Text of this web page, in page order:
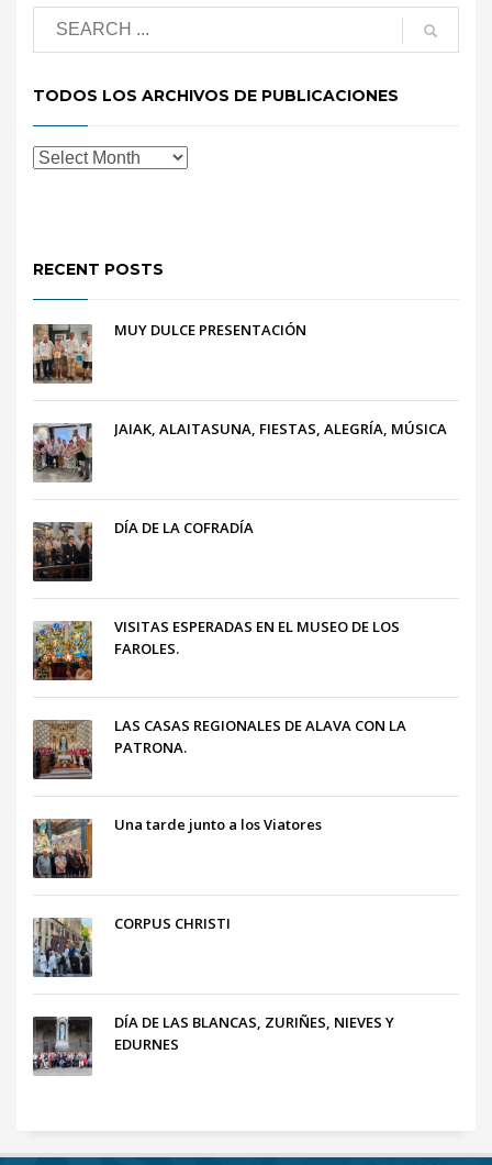
TODOS LOS ARCHIVOS DE PUBLICACIONES
RECENT POSTS
MUY DULCE PRESENTACIÓN
JAIAK, ALAITASUNA, FIESTAS, ALEGRÍA, MÚSICA
DÍA DE LA COFRADÍA
VISITAS ESPERADAS EN EL MUSEO DE LOS
FAROLES.
LAS CASAS REGIONALES DE ALAVA CON LA
PATRONA.
Una tarde junto a los Viatores
CORPUS CHRISTI
DÍA DE LAS BLANCAS, ZURIÑES, NIEVES Y
EDURNES